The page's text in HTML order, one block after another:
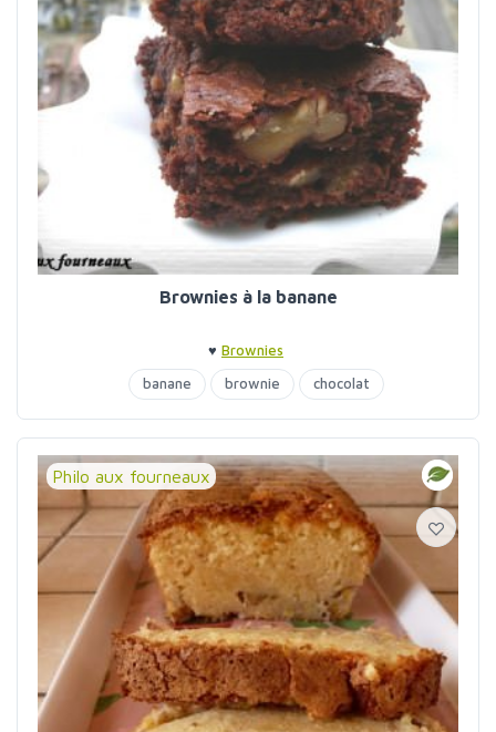
Brownies à la banane
♥ Brownies
banane
brownie chocolat
Philo aux fourneaux